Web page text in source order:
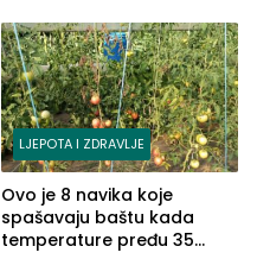
jezera
LJEPOTA I ZDRAVLJE
Ovo je 8 navika koje
spašavaju baštu kada
temperature pređu 35